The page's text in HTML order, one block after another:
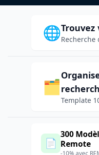
🌐Recherche
🗂️
Template
📄
300
Remote
-10% avec